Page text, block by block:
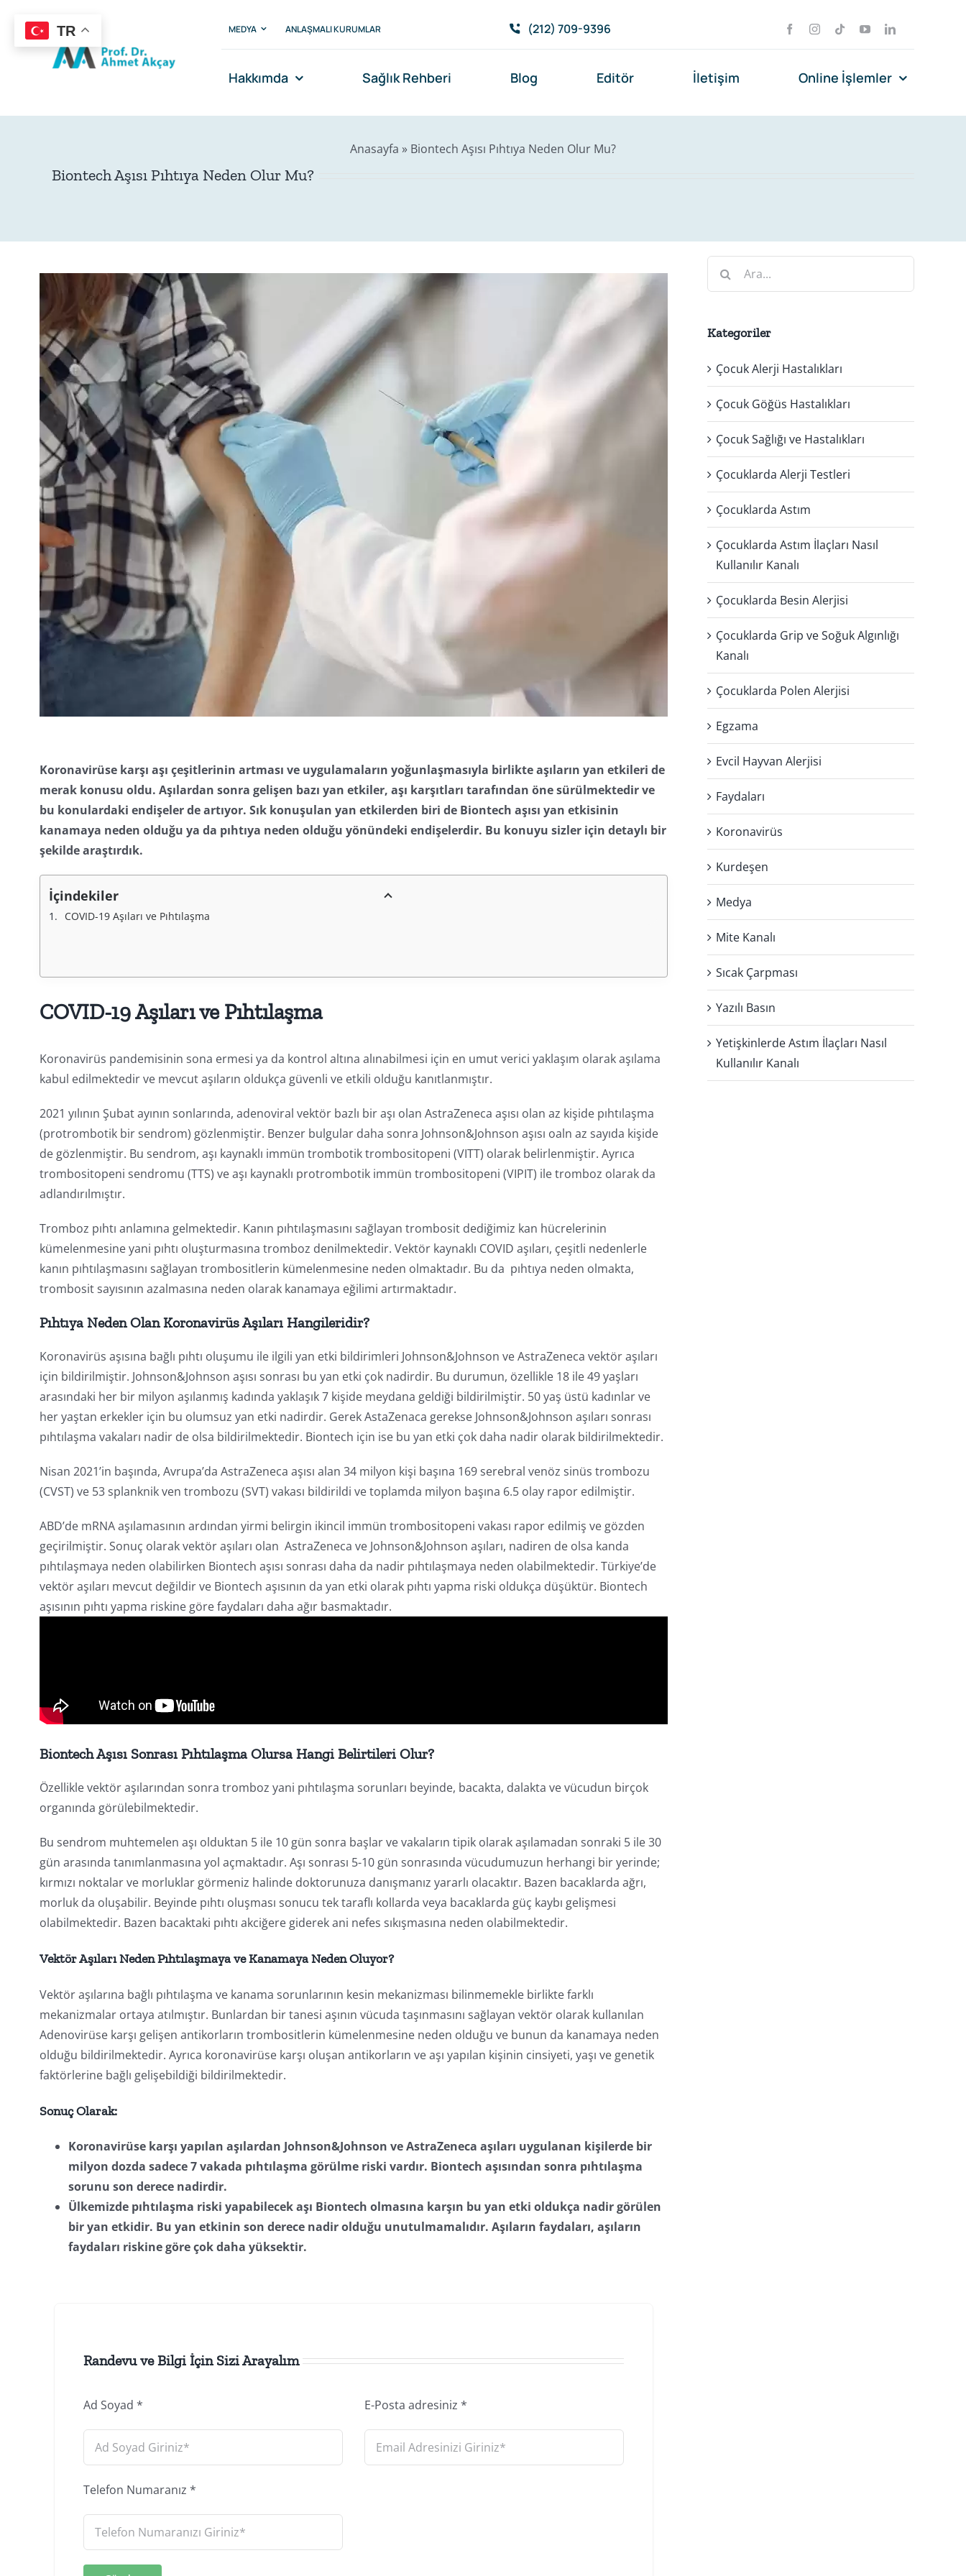
content
MEDYA ANLAŞMALI KURUMLAR (212) 709-9396
Hakkımda Sağlık Rehberi Blog Editör İletişim Online İşlemler
Anasayfa » Biontech Aşısı Pıhtıya Neden Olur Mu?
Biontech Aşısı Pıhtıya Neden Olur Mu?
Koronavirüse karşı aşı çeşitlerinin artması ve uygulamaların yoğunlaşmasıyla birlikte aşıların yan etkileri de
merak konusu oldu. Aşılardan sonra gelişen bazı yan etkiler, aşı karşıtları tarafından öne sürülmektedir ve
bu konulardaki endişeler de artıyor. Sık konuşulan yan etkilerden biri de Biontech aşısı yan etkisinin
kanamaya neden olduğu ya da pıhtıya neden olduğu yönündeki endişelerdir. Bu konuyu sizler için detaylı bir
şekilde araştırdık.
İçindekiler
COVID-19 Aşıları ve Pıhtılaşma
COVID-19 Aşıları ve Pıhtılaşma
Koronavirüs pandemisinin sona ermesi ya da kontrol altına alınabilmesi için en umut verici yaklaşım olarak aşılama
kabul edilmektedir ve mevcut aşıların oldukça güvenli ve etkili olduğu kanıtlanmıştır.
2021 yılının Şubat ayının sonlarında, adenoviral vektör bazlı bir aşı olan AstraZeneca aşısı olan az kişide pıhtılaşma
(protrombotik bir sendrom) gözlenmiştir. Benzer bulgular daha sonra Johnson&Johnson aşısı oaln az sayıda kişide
de gözlenmiştir. Bu sendrom, aşı kaynaklı immün trombotik trombositopeni (VITT) olarak belirlenmiştir. Ayrıca
trombositopeni sendromu (TTS) ve aşı kaynaklı protrombotik immün trombositopeni (VIPIT) ile tromboz olarak da
adlandırılmıştır.
Tromboz pıhtı anlamına gelmektedir. Kanın pıhtılaşmasını sağlayan trombosit dediğimiz kan hücrelerinin
kümelenmesine yani pıhtı oluşturmasına tromboz denilmektedir. Vektör kaynaklı COVID aşıları, çeşitli nedenlerle
kanın pıhtılaşmasını sağlayan trombositlerin kümelenmesine neden olmaktadır. Bu da pıhtıya neden olmakta,
trombosit sayısının azalmasına neden olarak kanamaya eğilimi artırmaktadır.
Pıhtıya Neden Olan Koronavirüs Aşıları Hangileridir?
Koronavirüs aşısına bağlı pıhtı oluşumu ile ilgili yan etki bildirimleri Johnson&Johnson ve AstraZeneca vektör aşıları
için bildirilmiştir. Johnson&Johnson aşısı sonrası bu yan etki çok nadirdir. Bu durumun, özellikle 18 ile 49 yaşları
arasındaki her bir milyon aşılanmış kadında yaklaşık 7 kişide meydana geldiği bildirilmiştir. 50 yaş üstü kadınlar ve
her yaştan erkekler için bu olumsuz yan etki nadirdir. Gerek AstaZenaca gerekse Johnson&Johnson aşıları sonrası
pıhtılaşma vakaları nadir de olsa bildirilmektedir. Biontech için ise bu yan etki çok daha nadir olarak bildirilmektedir.
Nisan 2021’in başında, Avrupa’da AstraZeneca aşısı alan 34 milyon kişi başına 169 serebral venöz sinüs trombozu
(CVST) ve 53 splanknik ven trombozu (SVT) vakası bildirildi ve toplamda milyon başına 6.5 olay rapor edilmiştir.
ABD’de mRNA aşılamasının ardından yirmi belirgin ikincil immün trombositopeni vakası rapor edilmiş ve gözden
geçirilmiştir. Sonuç olarak vektör aşıları olan AstraZeneca ve Johnson&Johnson aşıları, nadiren de olsa kanda
pıhtılaşmaya neden olabilirken Biontech aşısı sonrası daha da nadir pıhtılaşmaya neden olabilmektedir. Türkiye’de
vektör aşıları mevcut değildir ve Biontech aşısının da yan etki olarak pıhtı yapma riski oldukça düşüktür. Biontech
aşısının pıhtı yapma riskine göre faydaları daha ağır basmaktadır.
Biontech Aşısı Sonrası Pıhtılaşma Olursa Hangi Belirtileri Olur?
Özellikle vektör aşılarından sonra tromboz yani pıhtılaşma sorunları beyinde, bacakta, dalakta ve vücudun birçok
organında görülebilmektedir.
Bu sendrom muhtemelen aşı olduktan 5 ile 10 gün sonra başlar ve vakaların tipik olarak aşılamadan sonraki 5 ile 30
gün arasında tanımlanmasına yol açmaktadır. Aşı sonrası 5-10 gün sonrasında vücudumuzun herhangi bir yerinde;
kırmızı noktalar ve morluklar görmeniz halinde doktorunuza danışmanız yararlı olacaktır. Bazen bacaklarda ağrı,
morluk da oluşabilir. Beyinde pıhtı oluşması sonucu tek taraflı kollarda veya bacaklarda güç kaybı gelişmesi
olabilmektedir. Bazen bacaktaki pıhtı akciğere giderek ani nefes sıkışmasına neden olabilmektedir.
Vektör Aşıları Neden Pıhtılaşmaya ve Kanamaya Neden Oluyor?
Vektör aşılarına bağlı pıhtılaşma ve kanama sorunlarının kesin mekanizması bilinmemekle birlikte farklı
mekanizmalar ortaya atılmıştır. Bunlardan bir tanesi aşının vücuda taşınmasını sağlayan vektör olarak kullanılan
Adenovirüse karşı gelişen antikorların trombositlerin kümelenmesine neden olduğu ve bunun da kanamaya neden
olduğu bildirilmektedir. Ayrıca koronavirüse karşı oluşan antikorların ve aşı yapılan kişinin cinsiyeti, yaşı ve genetik
faktörlerine bağlı gelişebildiği bildirilmektedir.
Sonuç Olarak:
Koronavirüse karşı yapılan aşılardan Johnson&Johnson ve AstraZeneca aşıları uygulanan kişilerde bir
milyon dozda sadece 7 vakada pıhtılaşma görülme riski vardır. Biontech aşısından sonra pıhtılaşma
sorunu son derece nadirdir.
Ülkemizde pıhtılaşma riski yapabilecek aşı Biontech olmasına karşın bu yan etki oldukça nadir görülen
bir yan etkidir. Bu yan etkinin son derece nadir olduğu unutulmamalıdır. Aşıların faydaları, aşıların
faydaları riskine göre çok daha yüksektir.
Randevu ve Bilgi İçin Sizi Arayalım
Ad Soyad* E-Posta adresiniz *
Telefon Numaranız*
Kategoriler
Çocuk Alerji Hastalıkları
Çocuk Göğüs Hastalıkları
Çocuk Sağlığı ve Hastalıkları
Çocuklarda Alerji Testleri
Çocuklarda Astım
Çocuklarda Astım İlaçları Nasıl
Kullanılır Kanalı
Çocuklarda Besin Alerjisi
Çocuklarda Grip ve Soğuk Algınlığı
Kanalı
Çocuklarda Polen Alerjisi
Egzama
Evcil Hayvan Alerjisi
Faydaları
Koronavirüs
Kurdeşen
Medya
Mite Kanalı
Sıcak Çarpması
Yazılı Basın
Yetişkinlerde Astım İlaçları Nasıl
Kullanılır Kanalı
TR